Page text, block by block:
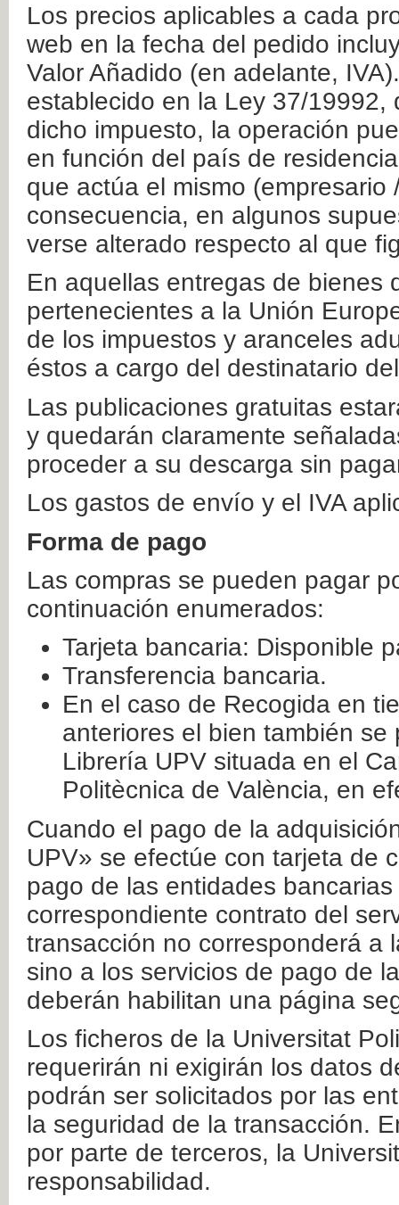
Los precios aplicables a cada
web en la fecha del pedido
Valor Añadido (en adelante,
establecido en la Ley 37/
dicho impuesto, la operación
en función del país de
que actúa el mismo
consecuencia, en algunos
verse alterado respecto al que
En aquellas entregas de bienes
pertenecientes a la Unión
de los impuestos y aranceles
éstos a cargo del destinatario
Las publicaciones gratuitas
y quedarán claramente
proceder a su descarga sin
Los gastos de envío y el IVA
Forma de pago
Las compras se pueden pagar
continuación enumerados:
Tarjeta bancaria: Disponible
Transferencia bancaria.
En el caso de Recogida en
anteriores el bien también
Librería UPV situada en el
Politècnica de València, en
Cuando el pago de la
UPV» se efectúe con tarjeta de
pago de las entidades
correspondiente contrato del
transacción no corresponderá a
sino a los servicios de pago de
deberán habilitan una página
Los ficheros de la Universitat
requerirán ni exigirán los datos
podrán ser solicitados por las
la seguridad de la transacción.
por parte de terceros, la
responsabilidad.